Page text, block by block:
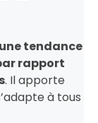
tendance
rapport
. Il apporte
à tous